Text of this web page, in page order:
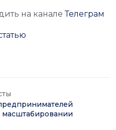
на каналеТелеграм
масштабировании